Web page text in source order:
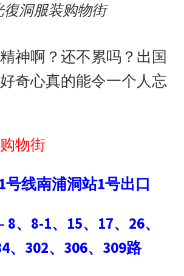
復洞服装购物街
神啊？还不累吗？出国
奇心真的能令一个人忘
物街
1号线南浦洞站1号出口
8、 8-1、 15、 17、 26、
、 302、 306、 309路